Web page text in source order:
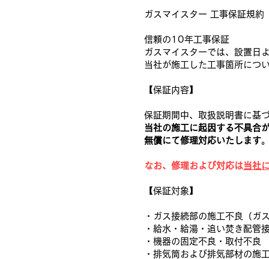
ガスマイスター 工事保証規約
信頼の10年工事保証
ガスマイスターでは、設置日
当社が施工した工事箇所につ
【保証内容】
保証期間中、取扱説明書に基
当社の施工に起因する不具合
無償にて修理対応いたします
なお、修理および対応は当社
【保証対象】
・ガス接続部の施工不良（ガ
・給水・給湯・追い焚き配管
・機器の固定不良・取付不良
・排気筒および排気部材の施